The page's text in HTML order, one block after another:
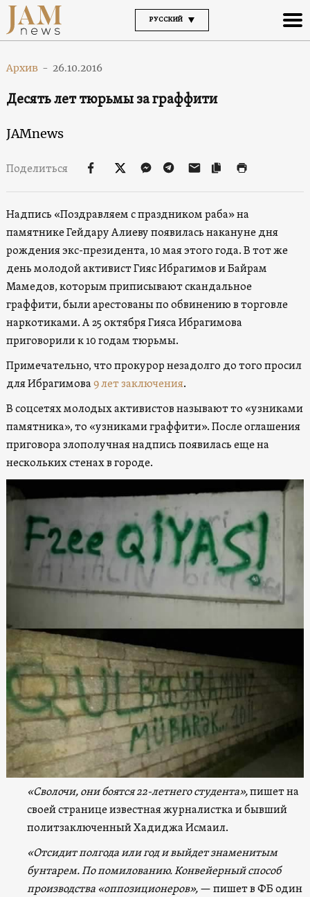
РУССКИЙ
Архив - 26.10.2016
Десять лет тюрьмы за граффити
JAMnews
Поделиться
Надпись «Поздравляем с праздником раба» на
памятнике Гейдару Алиеву появилась накануне дня
рождения экс-президента, 10 мая этого года. В тот же
день молодой активист Гияс Ибрагимов и Байрам
Мамедов, которым приписывают скандальное
граффити, были арестованы по обвинению в торговле
наркотиками. А 25 октября Гияса Ибрагимова
приговорили к 10 годам тюрьмы.
Примечательно, что прокурор незадолго до того просил
для Ибрагимова9 лет заключения.
В соцсетях молодых активистов называют то «узниками
памятника», то «узниками граффити». После оглашения
приговора злополучная надпись появилась еще на
нескольких стенах в городе.
«Сволочи, они боятся 22-летнего студента»,пишет на
своей странице известная журналистка и бывший
политзаключенный Хадиджа Исмаил.
«Отсидит полгода или год и выйдет знаменитым
бунтарем. По помилованию. Конвейерный способ
производства «оппозиционеров»,— пишет в ФБ один